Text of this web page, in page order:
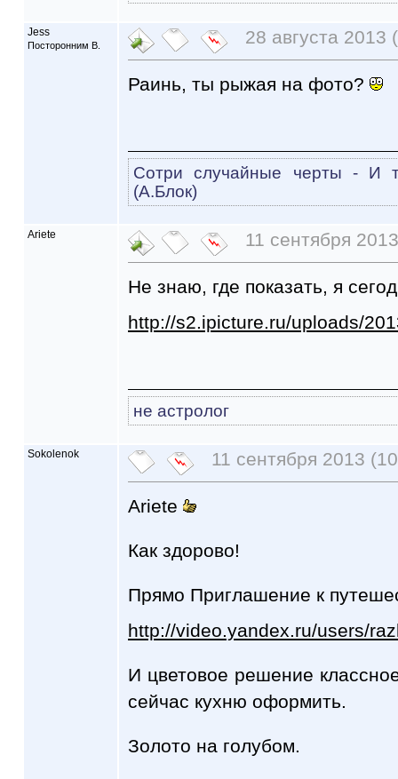
Jess
Посторонним В. 28 августа 2013
Раинь, ты рыжая на фото?
Сотри случайные черты - И
(А.Блок)
Ariete 11 сентября
Не знаю, где показать, я
http://s2.ipicture.ru/uploads/
не астролог
Sokolenok 11 сентября 2013
Ariete
Как здорово!
Прямо Приглашение к
http://video.yandex.ru/users/
И цветовое решение
сейчас кухню оформить.
Золото на голубом.